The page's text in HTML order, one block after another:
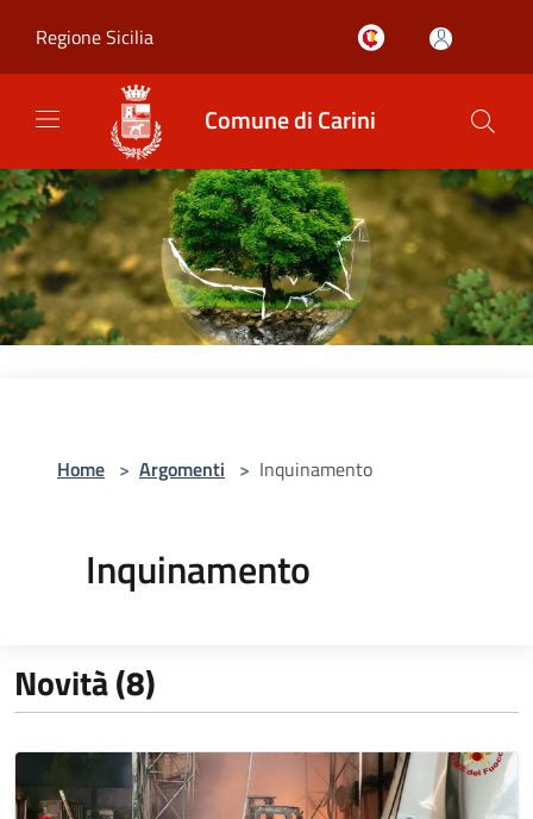
Regione Sicilia
Comune di Carini
Home > Argomenti > Inquinamento
Inquinamento
Novità (8)